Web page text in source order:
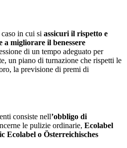
in cui si assicuri il rispetto e
a migliorare il benessere
di un tempo adeguato per
un piano di turnazione che rispetti le
la previsione di premi di
consiste nell’obbligo di
le pulizie ordinarie, Ecolabel
Ecolabel o Österreichisches